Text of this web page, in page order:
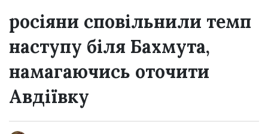
росіяни сповільнили темп
наступу біля Бахмута,
намагаючись оточити
Авдіївку